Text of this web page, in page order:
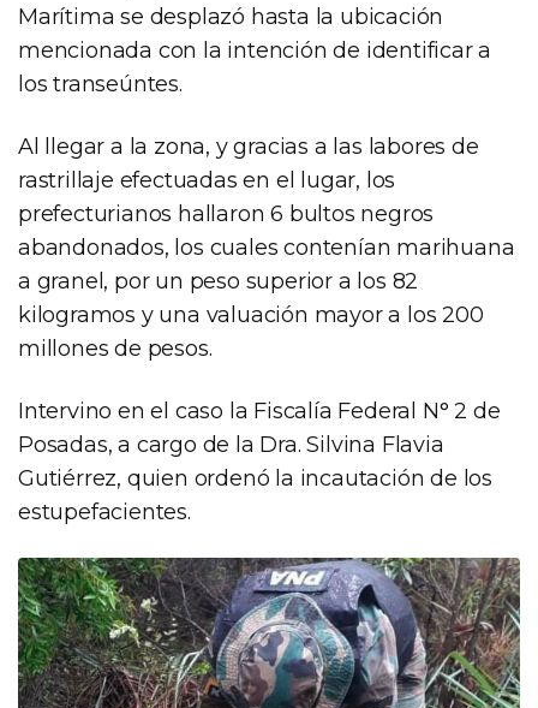
Marítima se desplazó hasta la ubicación
mencionada con la intención de identificar a
los transeúntes.
Al llegar a la zona, y gracias a las labores de
rastrillaje efectuadas en el lugar, los
prefecturianos hallaron 6 bultos negros
abandonados, los cuales contenían marihuana
a granel, por un peso superior a los 82
kilogramos y una valuación mayor a los 200
millones de pesos.
Intervino en el caso la Fiscalía Federal N° 2 de
Posadas, a cargo de la Dra. Silvina Flavia
Gutiérrez, quien ordenó la incautación de los
estupefacientes.